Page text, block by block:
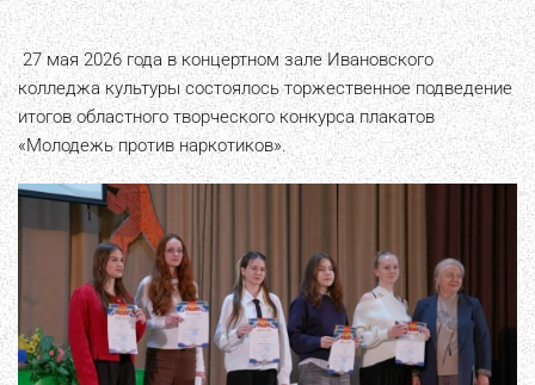
27 мая 2026 года в концертном зале Ивановского
колледжа культуры состоялось торжественное подведение
итогов областного творческого конкурса плакатов
«Молодежь против наркотиков».